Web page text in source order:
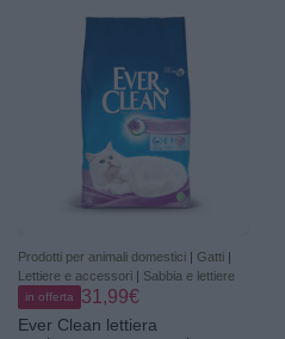
Compostabile | Agglomerante
| Copre gli Odori | Compatibile
con Robot – 4.54Kg
Prodotti per animali domestici | Gatti |
Lettiere e accessori | Sabbia e lettiere
in offerta 31,99€
Ever Clean lettiera